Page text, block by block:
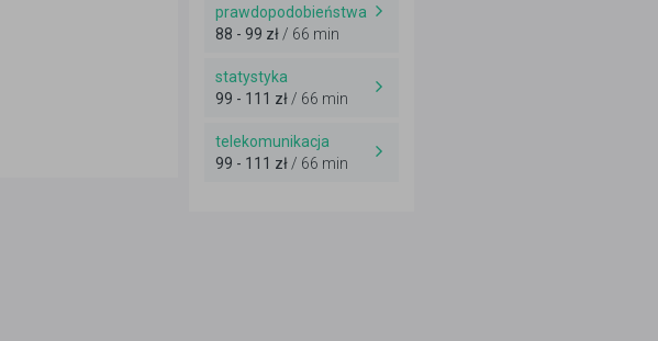
prawdopodobieństwa
88 - 99 zł / 66 min
statystyka
99 - 111 zł / 66 min
telekomunikacja
99 - 111 zł / 66 min